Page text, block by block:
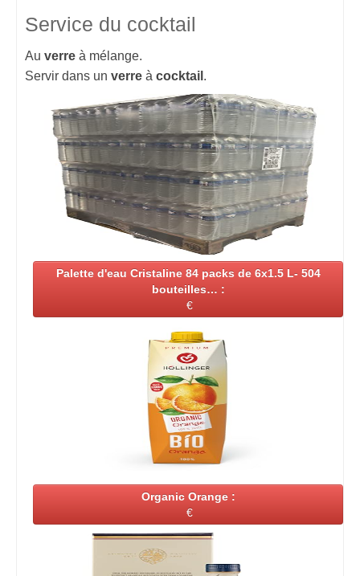
Service du cocktail
Au verre à mélange.
Servir dans un verre à cocktail .
Palette d'eau Cristaline 84 packs de 6x1.5 L- 504
bouteilles… :
€
Organic Orange :
€